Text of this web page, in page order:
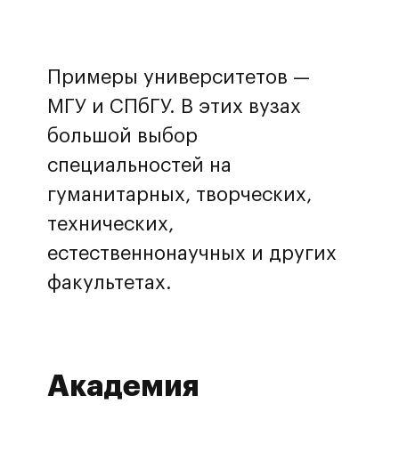
Примеры университетов —
МГУ и СПбГУ. В этих вузах
большой выбор
специальностей на
гуманитарных, творческих,
технических,
естественнонаучных и других
факультетах.
Академия